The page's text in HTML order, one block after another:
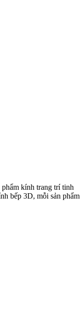
kính trang trí tinh
bếp 3D, mỗi sản phẩm